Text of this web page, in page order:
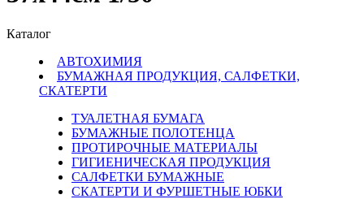
Каталог
АВТОХИМИЯ
БУМАЖНАЯ ПРОДУКЦИЯ, САЛФЕТКИ,
СКАТЕРТИ
ТУАЛЕТНАЯ БУМАГА
БУМАЖНЫЕ ПОЛОТЕНЦА
ПРОТИРОЧНЫЕ МАТЕРИАЛЫ
ГИГИЕНИЧЕСКАЯ ПРОДУКЦИЯ
САЛФЕТКИ БУМАЖНЫЕ
СКАТЕРТИ И ФУРШЕТНЫЕ ЮБКИ